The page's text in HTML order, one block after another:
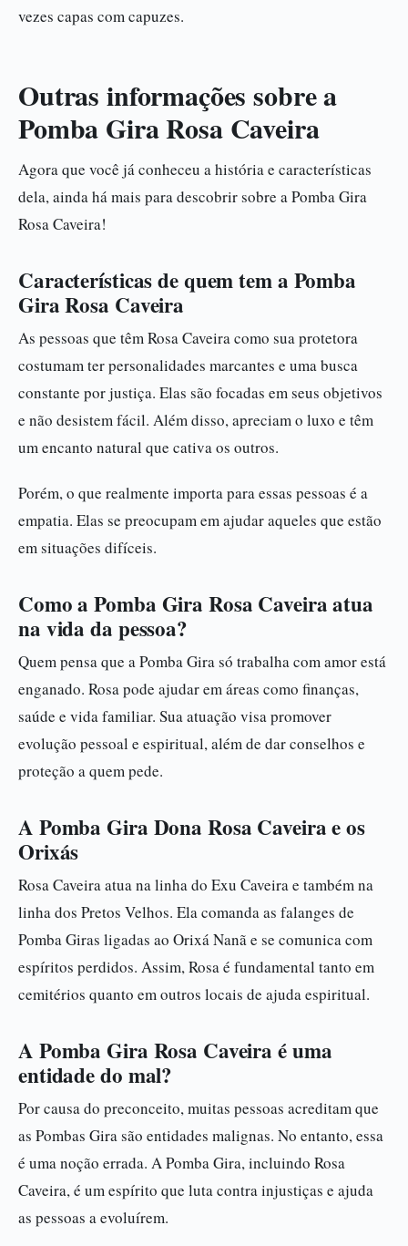
vezes capas com capuzes.
Outras informações sobre a
Pomba Gira Rosa Caveira
Agora que você já conheceu a história e características
dela, ainda há mais para descobrir sobre a Pomba Gira
Rosa Caveira!
Características de quem tem a Pomba
Gira Rosa Caveira
As pessoas que têm Rosa Caveira como sua protetora
costumam ter personalidades marcantes e uma busca
constante por justiça. Elas são focadas em seus objetivos
e não desistem fácil. Além disso, apreciam o luxo e têm
um encanto natural que cativa os outros.
Porém, o que realmente importa para essas pessoas é a
empatia. Elas se preocupam em ajudar aqueles que estão
em situações difíceis.
Como a Pomba Gira Rosa Caveira atua
na vida da pessoa?
Quem pensa que a Pomba Gira só trabalha com amor está
enganado. Rosa pode ajudar em áreas como finanças,
saúde e vida familiar. Sua atuação visa promover
evolução pessoal e espiritual, além de dar conselhos e
proteção a quem pede.
A Pomba Gira Dona Rosa Caveira e os
Orixás
Rosa Caveira atua na linha do Exu Caveira e também na
linha dos Pretos Velhos. Ela comanda as falanges de
Pomba Giras ligadas ao Orixá Nanã e se comunica com
espíritos perdidos. Assim, Rosa é fundamental tanto em
cemitérios quanto em outros locais de ajuda espiritual.
A Pomba Gira Rosa Caveira é uma
entidade do mal?
Por causa do preconceito, muitas pessoas acreditam que
as Pombas Gira são entidades malignas. No entanto, essa
é uma noção errada. A Pomba Gira, incluindo Rosa
Caveira, é um espírito que luta contra injustiças e ajuda
as pessoas a evoluírem.